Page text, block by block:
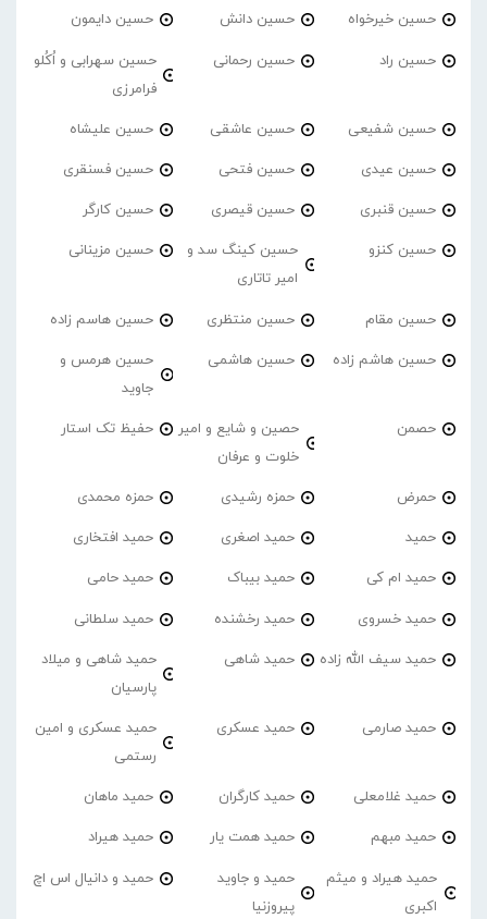
حسین خیرخواه حسین دانش حسین دایمون
حسین راد حسین رحمانی
حسین سهرابی و اُکُلو
فرامرزی
حسین شفیعی حسین عاشقی حسین علیشاه
حسین عیدی حسین فتحی حسین فسنقری
حسین قنبری حسین قیصری حسین کارگر
حسین کنزو
حسین کینگ سد و
امیر تاتاری
حسین مزینانی
حسین مقام حسین منتظری حسین هاسم زاده
حسین هاشم زاده حسین هاشمی
حسین هرمس و
جاوید
حصمن
حصین و شایع و امیر
خلوت و عرفان
حفیظ تک استار
حمرض حمزه رشیدی حمزه محمدی
حمید حمید اصغری حمید افتخاری
حمید ام کی حمید بیباک حمید حامی
حمید خسروی حمید رخشنده حمید سلطانی
حمید سیف الله زاده حمید شاهی
حمید شاهی و میلاد
پارسیان
حمید صارمی حمید عسکری
حمید عسکری و امین
رستمی
حمید غلامعلی حمید کارگران حمید ماهان
حمید مبهم حمید همت یار حمید هیراد
حمید هیراد و میثم
اکبری
حمید و جاوید
پیروزنیا
حمید و دانیال اس اچ